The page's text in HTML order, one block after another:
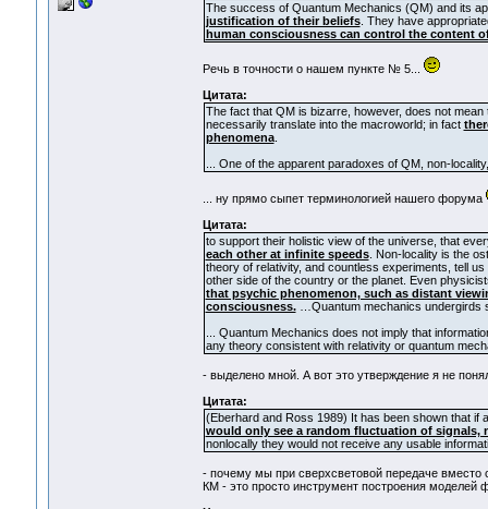
The success of Quantum Mechanics (QM) and its
justification of their beliefs. They have
human consciousness can control the content
Речь в точности о нашем пункте № 5...
Цитата:
The fact that QM is bizarre, however, does not
necessarily translate into the macroworld; in fact
phenomena.
... One of the apparent paradoxes of QM, non-
... ну прямо сыпет терминологией нашего форума
Цитата:
to support their holistic view of the universe, that
each other at infinite speeds. Non-locality is the
theory of relativity, and countless experiments, tell
other side of the country or the planet. Even
that psychic phenomenon, such as distant
consciousness.…Quantum mechanics undergirds
... Quantum Mechanics does not imply that
any theory consistent with relativity or quantum
- выделено мной. А вот это утверждение я не
Цитата:
(Eberhard and Ross 1989) It has been shown that if
would only see a random fluctuation of
nonlocally they would not receive any usable
- почему мы при сверхсветовой передаче
КМ - это просто инструмент построения